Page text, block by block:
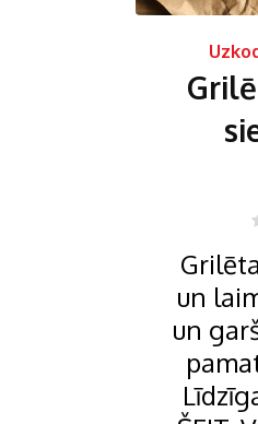
un
un